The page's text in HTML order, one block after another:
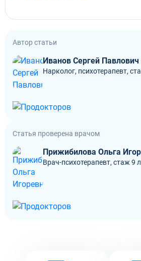
Автор статьи
Иванов Сергей Павлович
Нарколог, психотерапевт,
Статья проверена врачом
Прижибилова Ольга
Врач-психотерапевт, стаж 9